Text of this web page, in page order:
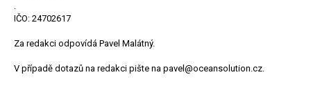
.
IČO: 24702617
Za redakci odpovídá Pavel Malátný.
V případě dotazů na redakci pište na pavel@oceansolution.cz.